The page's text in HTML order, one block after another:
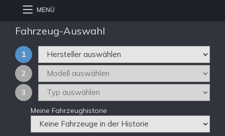
MENÜ
Fahrzeug-Auswahl
1
2
3
Meine Fahrzeughistorie